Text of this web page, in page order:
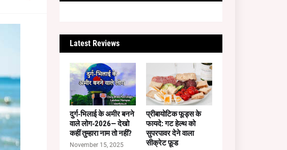
Latest Reviews
दुर्ग-भिलाई के अमीर बनने
वाले लोग-2026— देखो
कहीं तुम्हारा नाम तो नहीं?
November 15, 2025
प्रीबायोटिक फूड्स के
फायदे: गट हेल्थ को
सुपरपावर देने वाला
सीक्रेट फ़ूड